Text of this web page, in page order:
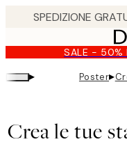
content.
SALE - 50%
▸ Poster▸
Crea le tue